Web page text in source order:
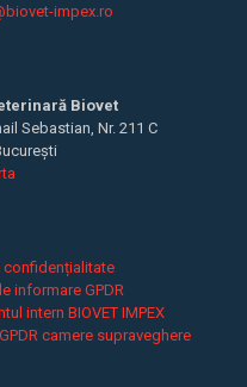
impex.ro
Biovet
Sebastian, Nr. 211 C
confidențialitate
informare GPDR
intern BIOVET IMPEX
camere supraveghere